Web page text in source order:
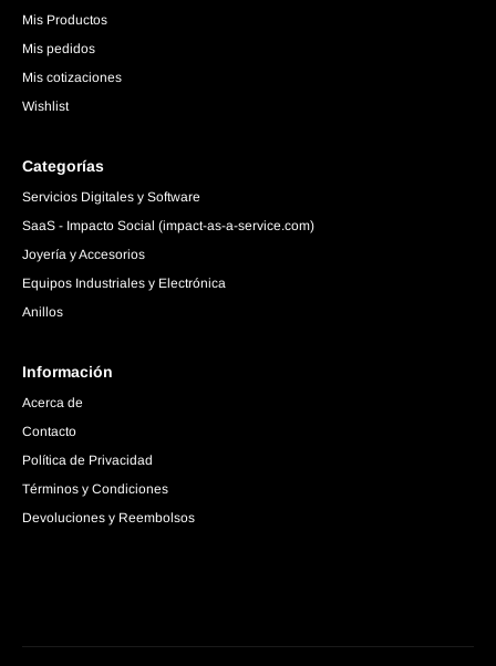
Mis Productos
Mis pedidos
Mis cotizaciones
Wishlist
Categorías
Servicios Digitales y Software
SaaS - Impacto Social (impact-as-a-service.com)
Joyería y Accesorios
Equipos Industriales y Electrónica
Anillos
Información
Acerca de
Contacto
Política de Privacidad
Términos y Condiciones
Devoluciones y Reembolsos